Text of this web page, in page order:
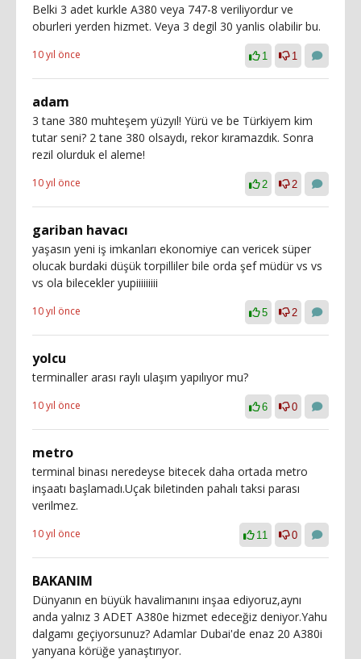
Belki 3 adet kurkle A380 veya 747-8 veriliyordur ve
oburleri yerden hizmet. Veya 3 degil 30 yanlis olabilir bu.
10 yıl önce 1 1
adam
3 tane 380 muhteşem yüzyıl! Yürü ve be Türkiyem kim
tutar seni? 2 tane 380 olsaydı, rekor kıramazdık. Sonra
rezil olurduk el aleme!
10 yıl önce 2 2
gariban havacı
yaşasın yeni iş imkanları ekonomiye can vericek süper
olucak burdaki düşük torpilliler bile orda şef müdür vs vs
vs ola bilecekler yupiiiiiiiii
10 yıl önce 5 2
yolcu
terminaller arası raylı ulaşım yapılıyor mu?
10 yıl önce 6 0
metro
terminal binası neredeyse bitecek daha ortada metro
inşaatı başlamadı.Uçak biletinden pahalı taksi parası
verilmez.
10 yıl önce 11 0
BAKANIM
Dünyanın en büyük havalimanını inşaa ediyoruz,aynı
anda yalnız 3 ADET A380e hizmet edeceğiz deniyor.Yahu
dalgamı geçiyorsunuz? Adamlar Dubai'de enaz 20 A380i
yanyana körüğe yanaştırıyor.